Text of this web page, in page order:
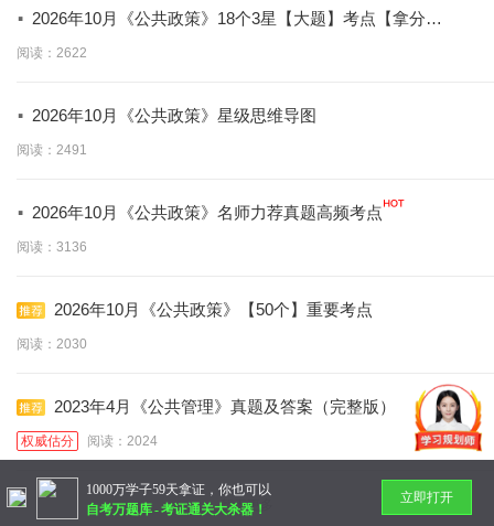
· 2026年10月《公共政策》18个3星【大题】考点【拿分必
背】
阅读：2622
· 2026年10月《公共政策》星级思维导图
阅读：2491
· 2026年10月《公共政策》名师力荐真题高频考点
阅读：3136
2026年10月《公共政策》【50个】重要考点
阅读：2030
2023年4月《公共管理》真题及答案（完整版）
权威估分 阅读：2024
暂无更多
1000万学子59天拿证，你也可以
自考万题库-考证通关大杀器！
立即打开